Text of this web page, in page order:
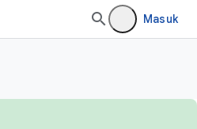
Masuk